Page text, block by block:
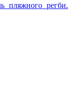
пляжного регби.